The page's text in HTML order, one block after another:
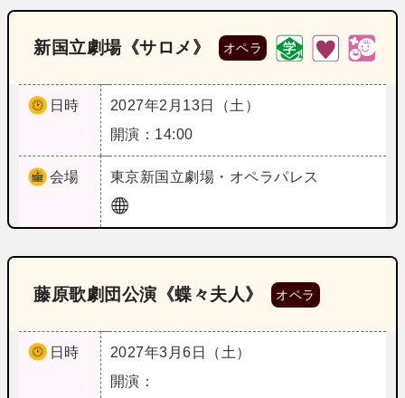
新国立劇場《サロメ》 オペラ
日時
2027年2月13日（土）
開演：14:00
会場 東京新国立劇場・オペラパレス
藤原歌劇団公演《蝶々夫人》 オペラ
日時
2027年3月6日（土）
開演：